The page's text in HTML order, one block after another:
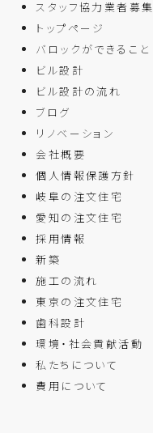
スタッフ協力業者募集
トップページ
バロックができること
ビル設計
ビル設計の流れ
ブログ
リノベーション
会社概要
個人情報保護方針
岐阜の注文住宅
愛知の注文住宅
採用情報
新築
施工の流れ
東京の注文住宅
歯科設計
環境・社会貢献活動
私たちについて
費用について